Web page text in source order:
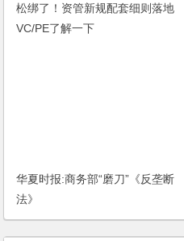
松绑了！资管新规配套细则落地
VC/PE了解一下
华夏时报:商务部“磨刀”《反垄断
法》